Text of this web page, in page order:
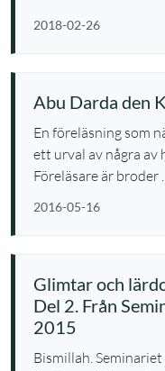
2018-02-26
Abu Darda den
En föreläsning som
ett urval av några av
Föreläsare är broder
2016-05-16
Glimtar och
Del 2. Från
2015
Bismillah.